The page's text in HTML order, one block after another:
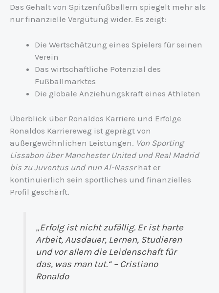
Das Gehalt von Spitzenfußballern spiegelt mehr als
nur finanzielle Vergütung wider. Es zeigt:
Die Wertschätzung eines Spielers für seinen
Verein
Das wirtschaftliche Potenzial des
Fußballmarktes
Die globale Anziehungskraft eines Athleten
Überblick über Ronaldos Karriere und Erfolge
Ronaldos Karriereweg ist geprägt von
außergewöhnlichen Leistungen. Von Sporting
Lissabon über Manchester United und Real Madrid
bis zu Juventus und nun Al-Nassrhat er
kontinuierlich sein sportliches und finanzielles
Profil geschärft.
„Erfolg ist nicht zufällig. Er ist harte
Arbeit, Ausdauer, Lernen, Studieren
und vor allem die Leidenschaft für
das, was man tut.“ – Cristiano
Ronaldo